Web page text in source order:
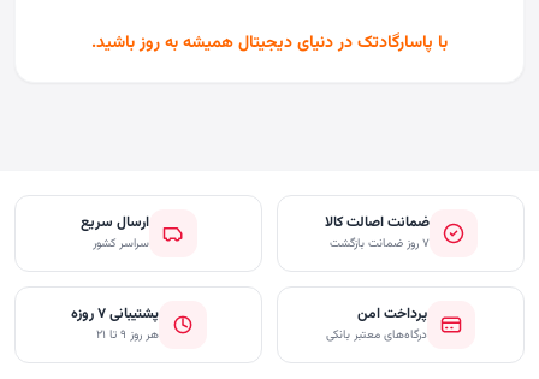
با پاسارگادتکدر دنیای دیجیتال همیشه به روز باشید.
ضمانت اصالت کالا
۷ روز ضمانت بازگشت
ارسال سریع
سراسر کشور
پرداخت امن
درگاه‌های معتبر بانکی
پشتیبانی ۷ روزه
هر روز ۹ تا ۲۱